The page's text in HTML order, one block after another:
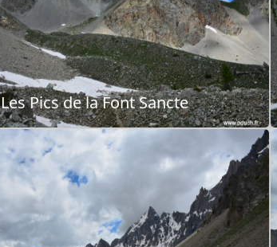
Les Pics de la Font Sancte